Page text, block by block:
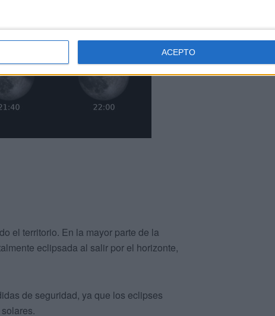
ACEPTO
el territorio. En la mayor parte de la
eclipsada al salir por el horizonte,
de seguridad, ya que los eclipses